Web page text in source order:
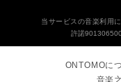
当サービスの音楽利用
許諾
ONTOMOに
音楽